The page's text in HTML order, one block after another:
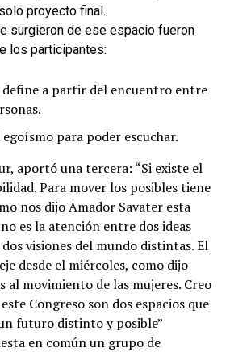
proyecto final.
surgieron de ese espacio fueron
los participantes:
define a partir del encuentro entre
para poder escuchar.
aportó una tercera: “Si existe el
Para mover los posibles tiene
nos dijo Amador Savater esta
es la atención entre dos ideas
visiones del mundo distintas. El
desde el miércoles, como dijo
al movimiento de las mujeres. Creo
Congreso son dos espacios que
futuro distinto y posible”
en común un grupo de